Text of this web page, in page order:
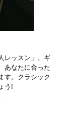
レッスン」。ギ
あなたに合った
す。クラシック
う!